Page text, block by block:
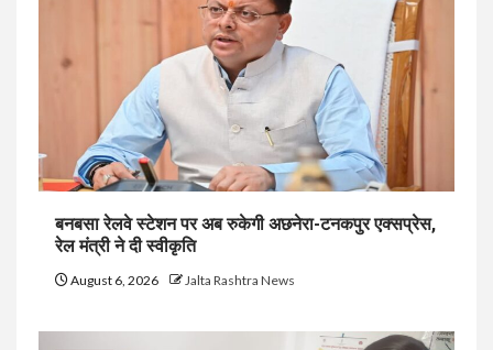
बनबसा रेलवे स्टेशन पर अब रुकेगी अछनेरा-टनकपुर एक्सप्रेस,
रेल मंत्री ने दी स्वीकृति
August 6, 2026 Jalta Rashtra News